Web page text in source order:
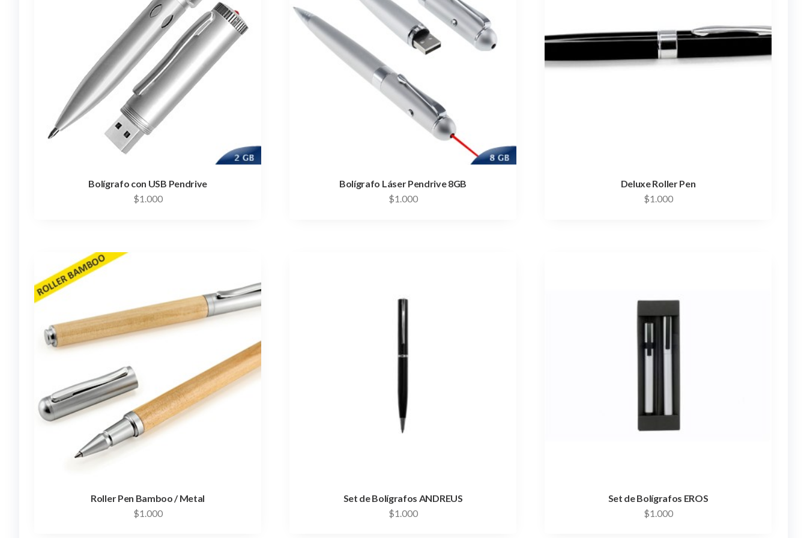
Bolígrafo con USB Pendrive
$1.000
Bolígrafo Láser Pendrive 8GB
$1.000
Deluxe Roller Pen
$1.000
Roller Pen Bamboo / Metal
$1.000
Set de Bolígrafos ANDREUS
$1.000
Set de Bolígrafos EROS
$1.000